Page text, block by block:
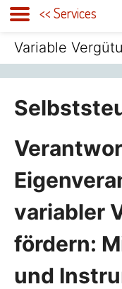
Zum
springen
Variable
variabler
fördern:
und
<< Services